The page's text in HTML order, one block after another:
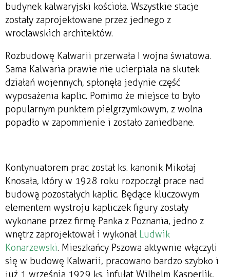
budynek kalwaryjski kościoła. Wszystkie stacje
zostały zaprojektowane przez jednego z
wrocławskich architektów.
Rozbudowę Kalwarii przerwała I wojna światowa.
Sama Kalwaria prawie nie ucierpiała na skutek
działań wojennych, spłonęła jedynie część
wyposażenia kaplic. Pomimo że miejsce to było
popularnym punktem pielgrzymkowym, z wolna
popadło w zapomnienie i zostało zaniedbane.
Kontynuatorem prac został ks. kanonik Mikołaj
Knosała, który w 1928 roku rozpoczął prace nad
budową pozostałych kaplic. Będące kluczowym
elementem wystroju kapliczek figury zostały
wykonane przez firmę Panka z Poznania, jedno z
wnętrz zaprojektował i wykonał Ludwik
Konarzewski. Mieszkańcy Pszowa aktywnie włączyli
się w budowę Kalwarii, pracowano bardzo szybko i
już 1 września 1929 ks. infułat Wilhelm Kasperlik,